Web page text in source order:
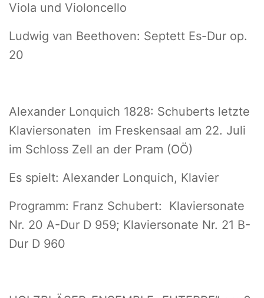
Viola und Violoncello
Ludwig van Beethoven: Septett Es-Dur op.
20
Alexander Lonquich 1828: Schuberts letzte
Klaviersonaten im Freskensaal am 22. Juli
im Schloss Zell an der Pram (OÖ)
Es spielt: Alexander Lonquich, Klavier
Programm: Franz Schubert: Klaviersonate
Nr. 20 A-Dur D 959; Klaviersonate Nr. 21 B-
Dur D 960